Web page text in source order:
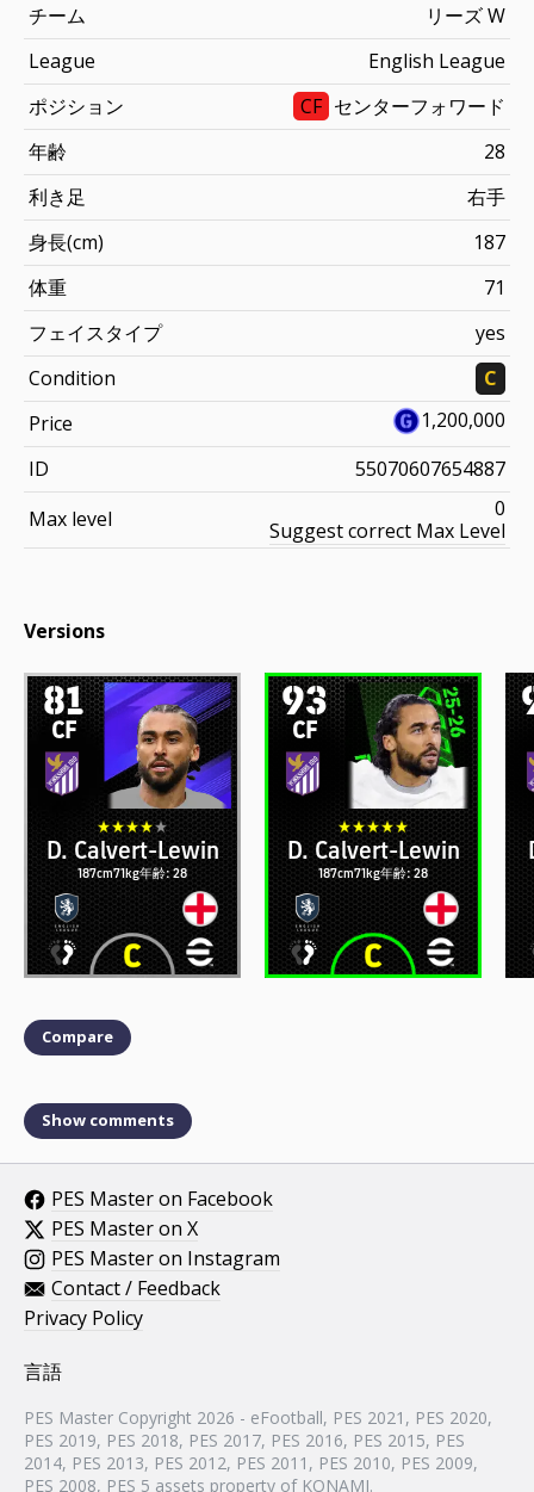
チーム
リーズ W
League
English League
ポジション
CF センターフォワード
年齢
28
利き足
右手
身長(cm)
187
体重
71
フェイスタイプ
yes
Condition
C
Price
1,200,000
ID
55070607654887
Max level
0
Suggest correct Max Level
Versions
81
CF
D. Calvert-Lewin
187cm71kg年齢: 28
93
CF
D. Calvert-Lewin
187cm71kg年齢: 28
Compare
Show comments
PES Master on Facebook
PES Master on X
PES Master on Instagram
Contact / Feedback
Privacy Policy
言語
PES Master Copyright 2026 - eFootball, PES 2021, PES 2020,
PES 2019, PES 2018, PES 2017, PES 2016, PES 2015, PES
2014, PES 2013, PES 2012, PES 2011, PES 2010, PES 2009,
PES 2008, PES 5 assets property of KONAMI.